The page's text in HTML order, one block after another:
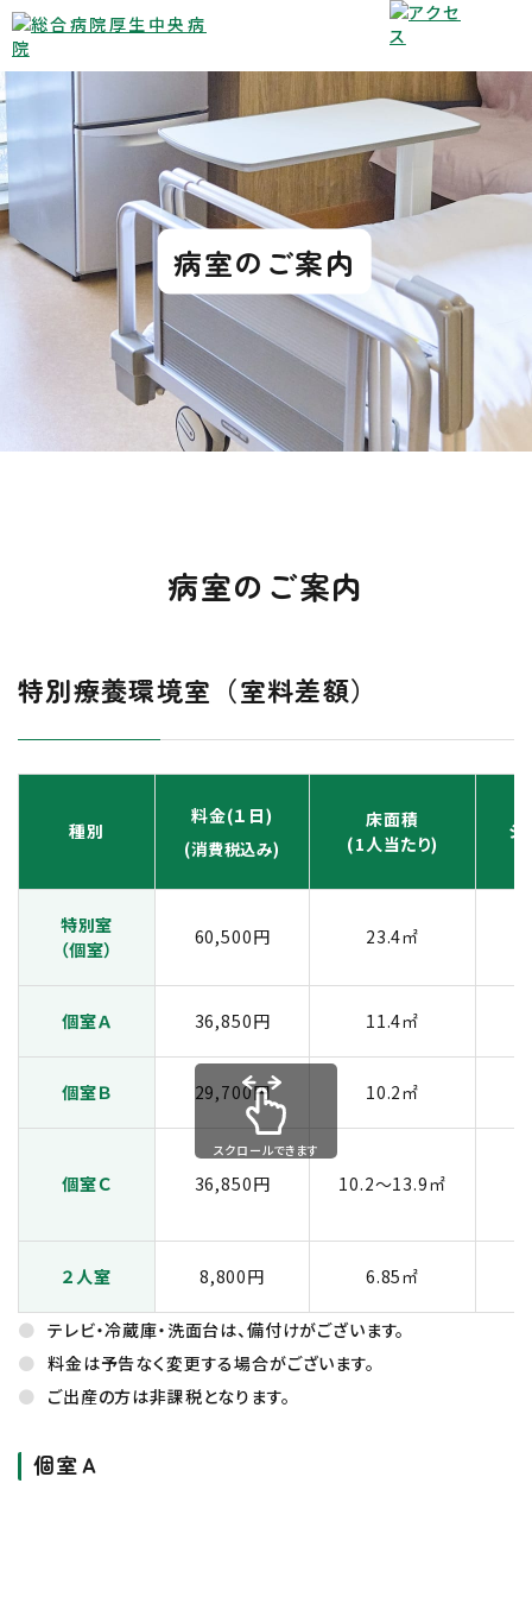
病室のご案内
病室のご案内
特別療養環境室（室料差額）
種別
料金(１日)
(消費税込み)
床面積
(1人当たり)
シ
特別室
（個室）
60,500円 23.4㎡
個室Ａ 36,850円 11.4㎡
個室Ｂ 29,700円 10.2㎡
個室Ｃ 36,850円 10.2～13.9㎡
２人室 8,800円 6.85㎡
テレビ・冷蔵庫・洗面台は、備付けがございます。
料金は予告なく変更する場合がございます。
ご出産の方は非課税となります。
スクロールできます
個室Ａ